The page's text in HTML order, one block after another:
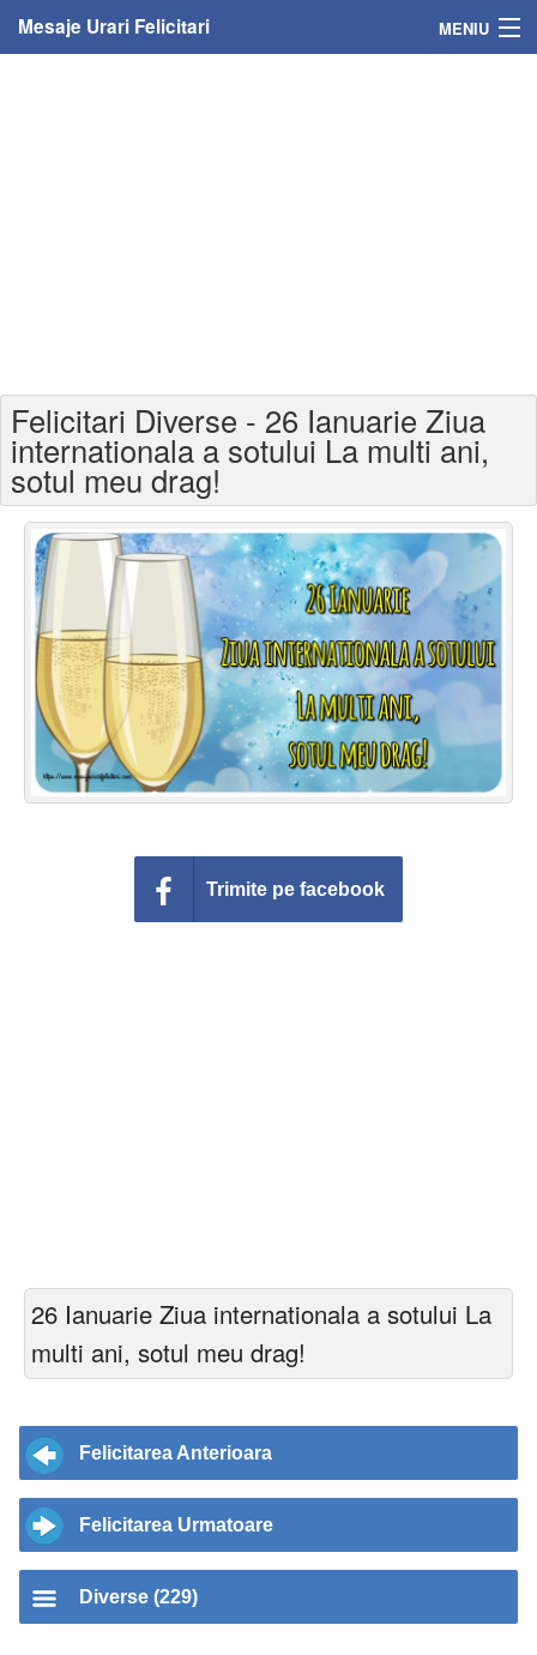
Mesaje Urari Felicitari MENIU
Felicitari varsta
Felicitari zilele anului
Felicitari zile saptamana
Felicitari muzicale
Felicitari muzicale personalizate
Felicitari animate
Invitatii personalizate
Felicitari Diverse - 26 Ianuarie Ziua
internationala a sotului La multi ani,
sotul meu drag!
Trimite pe facebook
26 Ianuarie Ziua internationala a sotului La
multi ani, sotul meu drag!
Felicitarea Anterioara
Felicitarea Urmatoare
Diverse (229)